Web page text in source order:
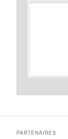
PARTENAIRES